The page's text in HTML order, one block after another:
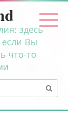
здесь
если Вы
что-то